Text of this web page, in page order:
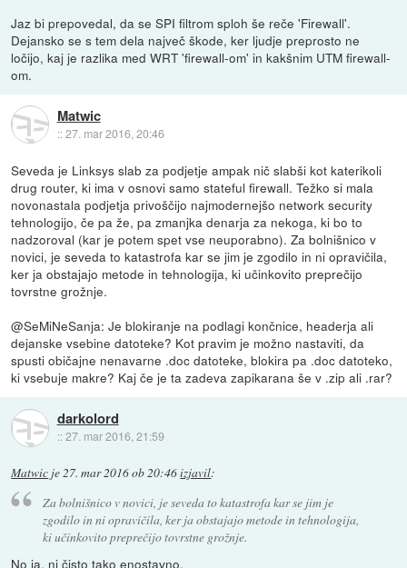
Jaz bi prepovedal, da se SPI filtrom sploh še reče 'Firewall'.
Dejansko se s tem dela največ škode, ker ljudje preprosto ne
ločijo, kaj je razlika med WRT 'firewall-om' in kakšnim UTM firewall-
om.
Matwic
::27. mar 2016, 20:46
Seveda je Linksys slab za podjetje ampak nič slabši kot katerikoli
drug router, ki ima v osnovi samo stateful firewall. Težko si mala
novonastala podjetja privoščijo najmodernejšo network security
tehnologijo, če pa že, pa zmanjka denarja za nekoga, ki bo to
nadzoroval (kar je potem spet vse neuporabno). Za bolnišnico v
novici, je seveda to katastrofa kar se jim je zgodilo in ni opravičila,
ker ja obstajajo metode in tehnologija, ki učinkovito preprečijo
tovrstne grožnje.
@SeMiNeSanja: Je blokiranje na podlagi končnice, headerja ali
dejanske vsebine datoteke? Kot pravim je možno nastaviti, da
spusti običajne nenavarne .doc datoteke, blokira pa .doc datoteko,
ki vsebuje makre? Kaj če je ta zadeva zapikarana še v .zip ali .rar?
darkolord
::27. mar 2016, 21:59
Matwic je27. mar 2016 ob 20:46izjavil:
Za bolnišnico v novici, je seveda to katastrofa kar se jim je
zgodilo in ni opravičila, ker ja obstajajo metode in tehnologija,
ki učinkovito preprečijo tovrstne grožnje.
No ja, ni čisto tako enostavno.